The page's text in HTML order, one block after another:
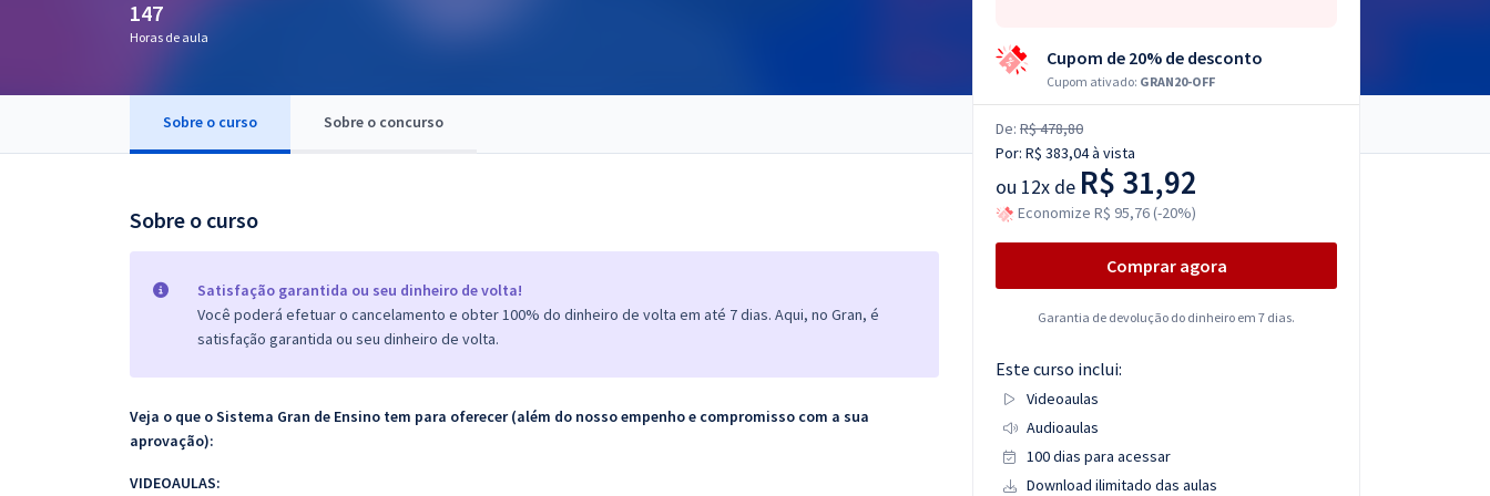
Questões grátis
147
Horas de aula
Sobre o curso Sobre o concurso
Sobre o curso
Satisfação garantida ou seu dinheiro de volta!
Você poderá efetuar o cancelamento e obter 100% do dinheiro de volta em até 7 dias. Aqui, no Gran, é
satisfação garantida ou seu dinheiro de volta.
Veja o que o Sistema Gran de Ensino tem para oferecer (além do nosso empenho e compromisso com a sua
aprovação):
VIDEOAULAS:
Cupom de 20% de desconto
Cupom ativado: GRAN20-OFF
De: R$ 478,80
Por: R$ 383,04à vista
ou 12x de R$ 31,92
Economize R$ 95,76 (-20%)
Comprar agora
Garantia de devolução do dinheiro em 7 dias.
Este curso inclui:
Videoaulas
Audioaulas
100 dias para acessar
Download ilimitado das aulas